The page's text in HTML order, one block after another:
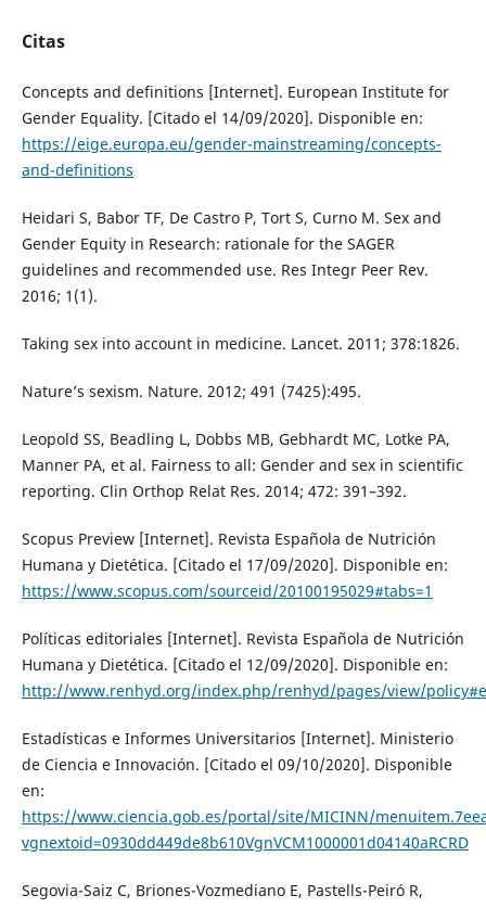
Citas
Concepts and definitions [Internet]. European Institute for
Gender Equality. [Citado el 14/09/2020]. Disponible en:
https://eige.europa.eu/gender-mainstreaming/concepts-
and-definitions
Heidari S, Babor TF, De Castro P, Tort S, Curno M. Sex and
Gender Equity in Research: rationale for the SAGER
guidelines and recommended use. Res Integr Peer Rev.
2016; 1(1).
Taking sex into account in medicine. Lancet. 2011; 378:1826.
Nature’s sexism. Nature. 2012; 491 (7425):495.
Leopold SS, Beadling L, Dobbs MB, Gebhardt MC, Lotke PA,
Manner PA, et al. Fairness to all: Gender and sex in scientific
reporting. Clin Orthop Relat Res. 2014; 472: 391–392.
Scopus Preview [Internet]. Revista Española de Nutrición
Humana y Dietética. [Citado el 17/09/2020]. Disponible en:
https://www.scopus.com/sourceid/20100195029#tabs=1
Políticas editoriales [Internet]. Revista Española de Nutrición
Humana y Dietética. [Citado el 12/09/2020]. Disponible en:
http://www.renhyd.org/index.php/renhyd/pages/view/
Estadísticas e Informes Universitarios [Internet]. Ministerio
de Ciencia e Innovación. [Citado el 09/10/2020]. Disponible
en:
https://www.ciencia.gob.es/portal/site/MICINN/
vgnextoid=0930dd449de8b610VgnVCM1000001d04140aRCRD
Segovia-Saiz C, Briones-Vozmediano E, Pastells-Peiró R,